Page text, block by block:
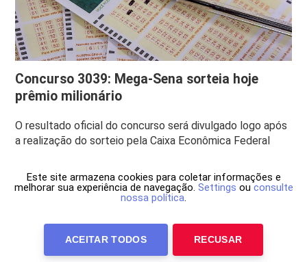
Concurso 3039: Mega-Sena sorteia hoje
prêmio milionário
O resultado oficial do concurso será divulgado logo após
a realização do sorteio pela Caixa Econômica Federal
Este site armazena cookies para coletar informações e
melhorar sua experiência de navegação. Settings ou consulte
nossa política.
ACEITAR TODOS RECUSAR